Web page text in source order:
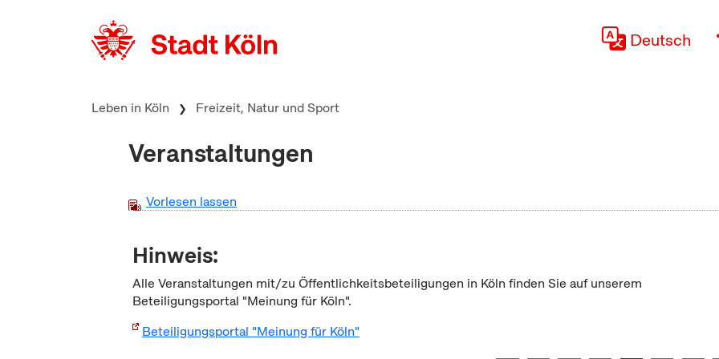
Deutsch
Leben in Köln Freizeit, Natur und Sport
Veranstaltungen
Vorlesen lassen
Hinweis:
Alle Veranstaltungen mit/zu Öffentlichkeitsbeteiligungen in Köln finden Sie auf unserem
Beteiligungsportal "Meinung für Köln".
Beteiligungsportal "Meinung für Köln"